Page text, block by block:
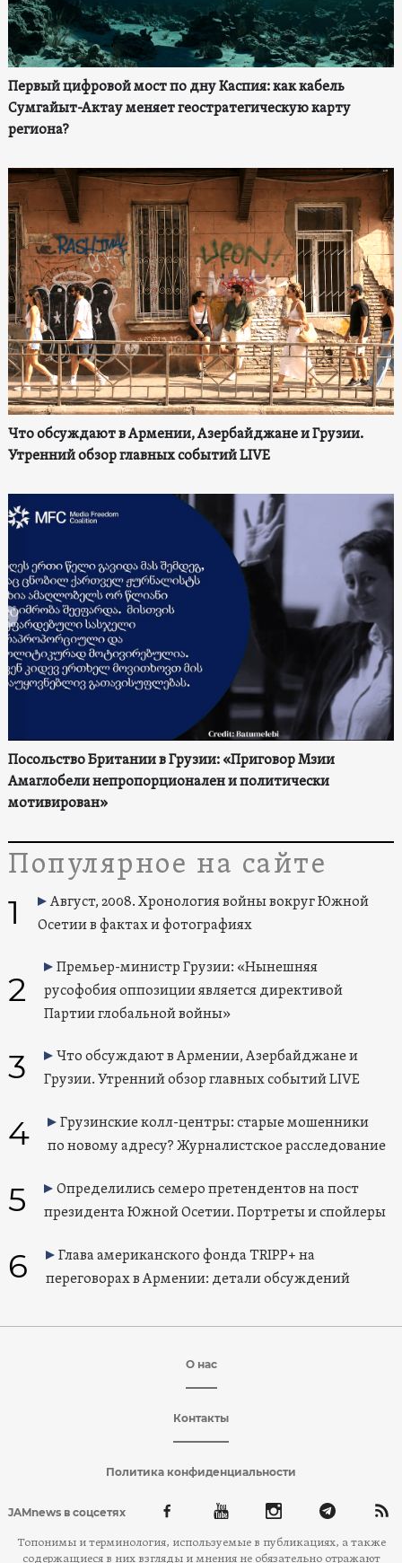
Первый цифровой мост по дну Каспия: как кабель
Сумгайыт-Актау меняет геостратегическую карту
региона?
Что обсуждают в Армении, Азербайджане и Грузии.
Утренний обзор главных событий LIVE
Посольство Британии в Грузии: «Приговор Мзии
Амаглобели непропорционален и политически
мотивирован»
Популярное на сайте
1
Август, 2008. Хронология войны вокруг Южной
Осетии в фактах и фотографиях
2
Премьер-министр Грузии: «Нынешняя
русофобия оппозиции является директивой
Партии глобальной войны»
3
Что обсуждают в Армении, Азербайджане и
Грузии. Утренний обзор главных событий LIVE
4
Грузинские колл-центры: старые мошенники
по новому адресу? Журналистское расследование
5
Определились семеро претендентов на пост
президента Южной Осетии. Портреты и спойлеры
6
Глава американского фонда TRIPP+ на
переговорах в Армении: детали обсуждений
О нас
Контакты
Политика конфиденциальности
JAMnews в соцсетях
Топонимы и терминология, используемые в публикациях, а также
содержащиеся в них взгляды и мнения не обязательно отражают